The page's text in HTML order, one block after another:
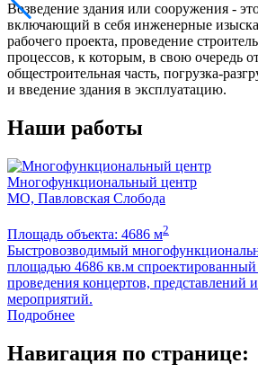
Возведение здания или сооружения -
включающий в себя инженерные
рабочего проекта, проведение
процессов, к которым, в свою очередь
общестроительная часть, погрузка-
и введение здания в эксплуатацию.
Наши работы
Многофункциональный центр
МО, Павловская Слобода
Площадь объекта: 4686 м2
Быстровозводимый
площадью 4686 кв.м
проведения концертов, представлений
мероприятий.
Подробнее
Навигация по странице: